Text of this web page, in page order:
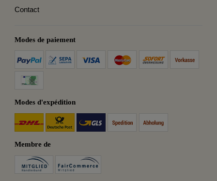
Contact
Modes de paiement
Modes d'expédition
Membre de